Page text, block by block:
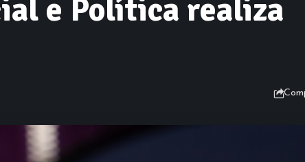
e Política realiza